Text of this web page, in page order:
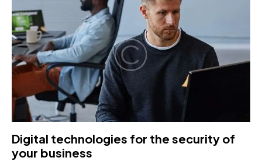
Digital technologies for the security of
your business